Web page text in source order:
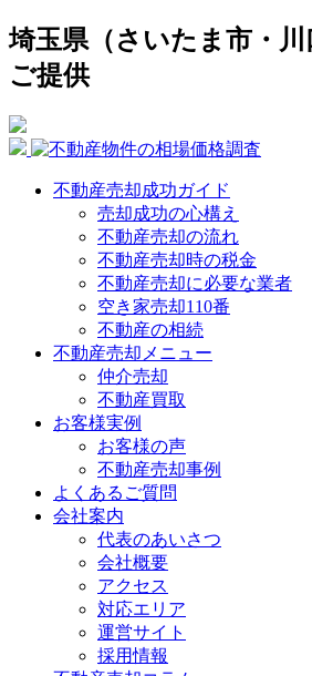
埼玉県（さいたま市・
ご提供
不動産売却成功ガイド
売却成功の心構え
不動産売却の流れ
不動産売却時の税金
不動産売却に必要な業者
空き家売却110番
不動産の相続
不動産売却メニュー
仲介売却
不動産買取
お客様実例
お客様の声
不動産売却事例
よくあるご質問
会社案内
代表のあいさつ
会社概要
アクセス
対応エリア
運営サイト
採用情報